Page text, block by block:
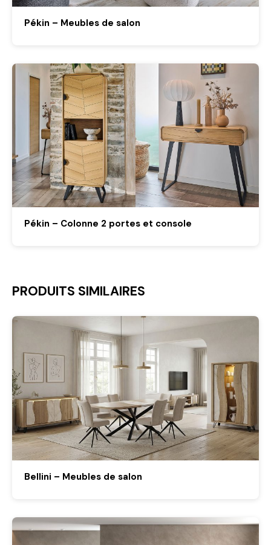
Pékin – Meubles de salon
Pékin – Colonne 2 portes et console
PRODUITS SIMILAIRES
Bellini – Meubles de salon